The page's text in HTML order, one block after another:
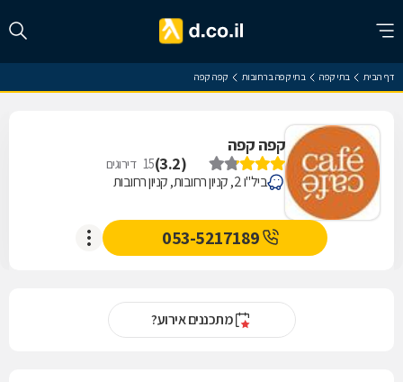
דף הבית בתי קפה בתי קפה ברחובות קפה קפה
קפה קפה
(
3.2
)
15 דירוגים
ביל"ו 2, קניון רחובות, קניון רחובות
053-5217189
מתכננים אירוע?